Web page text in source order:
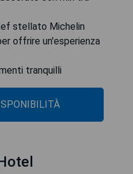
stellato Michelin
offrire un'esperienza
tranquilli